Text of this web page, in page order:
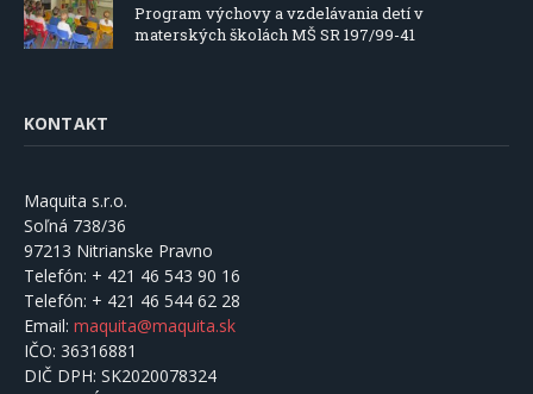
Program výchovy a vzdelávania detí v
materských školách MŠ SR 197/99-41
KONTAKT
Maquita s.r.o.
Soľná 738/36
97213 Nitrianske Pravno
Telefón: + 421 46 543 90 16
Telefón: + 421 46 544 62 28
Email: maquita@maquita.sk
IČO: 36316881
DIČ DPH: SK2020078324